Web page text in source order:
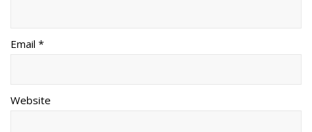
Email *
Website